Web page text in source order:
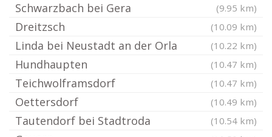
Schwarzbach bei Gera (9.95 km)
Dreitzsch (10.09 km)
Linda bei Neustadt an der Orla (10.22 km)
Hundhaupten (10.47 km)
Teichwolframsdorf (10.47 km)
Oettersdorf (10.49 km)
Tautendorf bei Stadtroda (10.54 km)